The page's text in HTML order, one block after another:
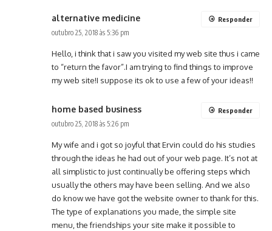
alternative medicine
outubro 25, 2018 às 5:36 pm
Hello, i think that i saw you visited my web site thus i came
to “return the favor”.I am trying to find things to improve
my web site!I suppose its ok to use a few of your ideas!!
Responder
home based business
outubro 25, 2018 às 5:26 pm
My wife and i got so joyful that Ervin could do his studies
through the ideas he had out of your web page. It’s not at
all simplistic to just continually be offering steps which
usually the others may have been selling. And we also
do know we have got the website owner to thank for this.
The type of explanations you made, the simple site
menu, the friendships your site make it possible to
Responder